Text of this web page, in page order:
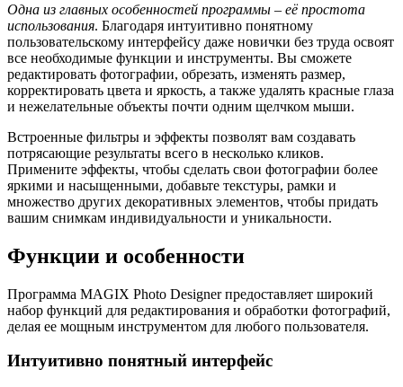
Одна из главных особенностей программы – её простота
использования. Благодаря интуитивно понятному
пользовательскому интерфейсу даже новички без труда освоят
все необходимые функции и инструменты. Вы сможете
редактировать фотографии, обрезать, изменять размер,
корректировать цвета и яркость, а также удалять красные глаза
и нежелательные объекты почти одним щелчком мыши.
Встроенные фильтры и эффекты позволят вам создавать
потрясающие результаты всего в несколько кликов.
Примените эффекты, чтобы сделать свои фотографии более
яркими и насыщенными, добавьте текстуры, рамки и
множество других декоративных элементов, чтобы придать
вашим снимкам индивидуальности и уникальности.
Функции и особенности
Программа MAGIX Photo Designer предоставляет широкий
набор функций для редактирования и обработки фотографий,
делая ее мощным инструментом для любого пользователя.
Интуитивно понятный интерфейс